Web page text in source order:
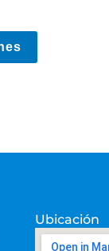
Ubicación